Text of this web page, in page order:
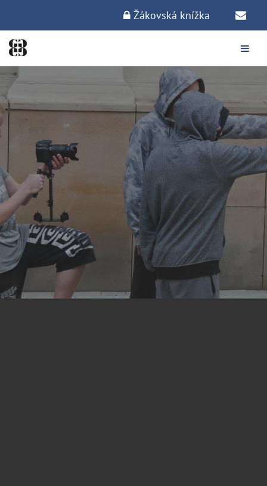
Žákovská knížka